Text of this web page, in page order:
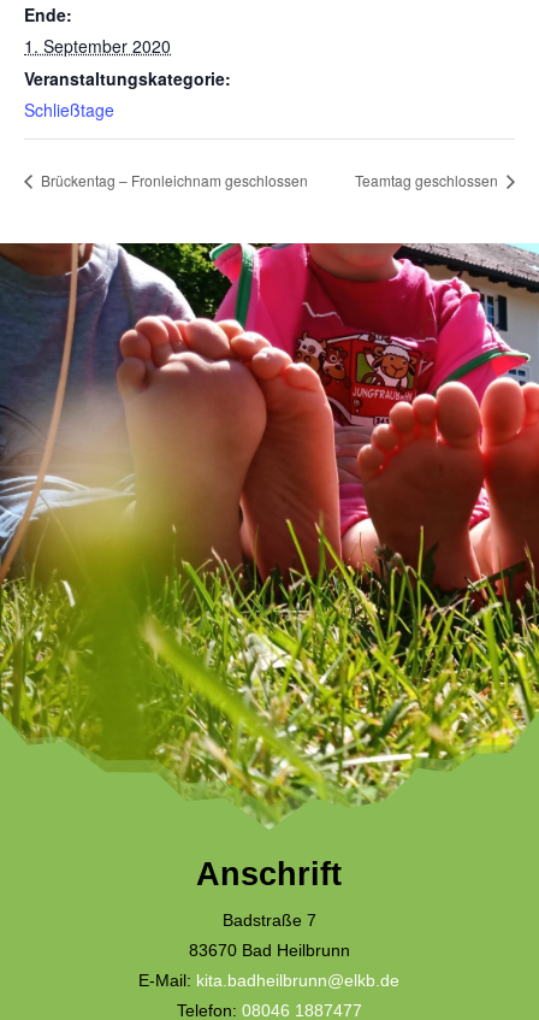
Ende:
1. September 2020
Veranstaltungskategorie:
Schließtage
Brückentag – Fronleichnam geschlossen Teamtag geschlossen
Anschrift
Badstraße 7
83670 Bad Heilbrunn
E-Mail: kita.badheilbrunn@elkb.de
Telefon: 08046 1887477